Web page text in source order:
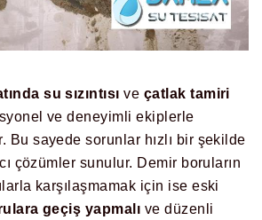
su sızıntısı ve çatlak tamiri
ve deneyimli ekiplerle
Bu sayede sorunlar hızlı bir şekilde
çözümler sunulur. Demir boruların
karşılaşmamak için ise eski
geçiş yapmalı ve düzenli